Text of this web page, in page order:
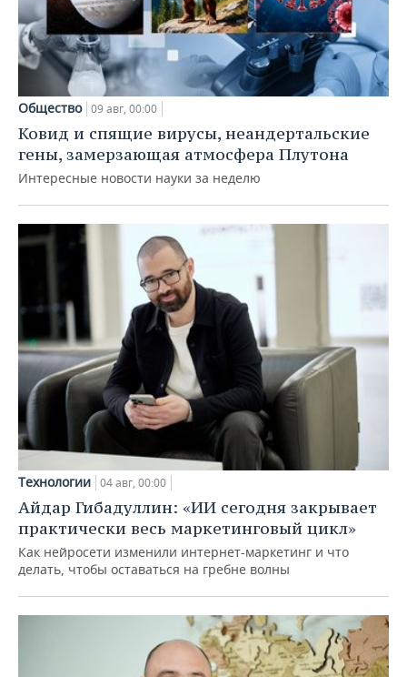
Общество 09 авг, 00:00
Ковид и спящие вирусы, неандертальские
гены, замерзающая атмосфера Плутона
Интересные новости науки за неделю
Технологии 04 авг, 00:00
Айдар Гибадуллин: «ИИ сегодня закрывает
практически весь маркетинговый цикл»
Как нейросети изменили интернет-маркетинг и что
делать, чтобы оставаться на гребне волны